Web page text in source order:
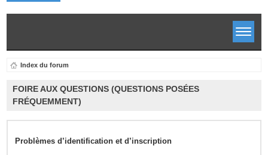
Index du forum
FOIRE AUX QUESTIONS (QUESTIONS POSÉES
FRÉQUEMMENT)
Problèmes d’identification et d’inscription